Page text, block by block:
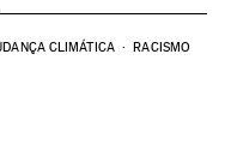
CLIMÁTICA RACISMO